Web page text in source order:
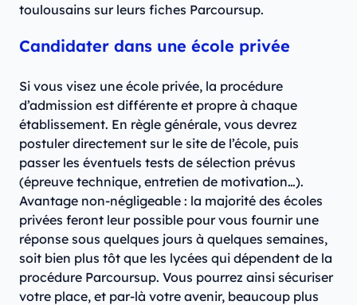
toulousains sur leurs fiches Parcoursup.
Candidater dans une école privée
Si vous visez une école privée, la procédure
d’admission est différente et propre à chaque
établissement. En règle générale, vous devrez
postuler directement sur le site de l’école, puis
passer les éventuels tests de sélection prévus
(épreuve technique, entretien de motivation…).
Avantage non-négligeable : la majorité des écoles
privées feront leur possible pour vous fournir une
réponse sous quelques jours à quelques semaines,
soit bien plus tôt que les lycées qui dépendent de la
procédure Parcoursup. Vous pourrez ainsi sécuriser
votre place, et par-là votre avenir, beaucoup plus